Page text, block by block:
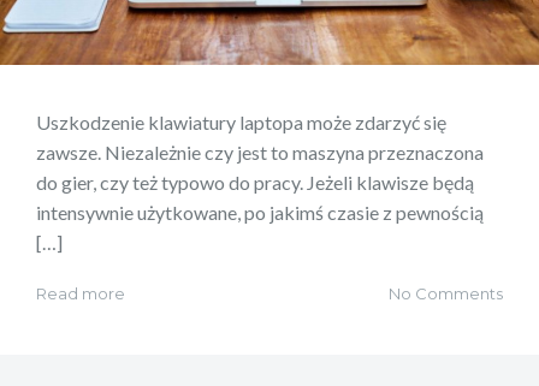
Uszkodzenie klawiatury laptopa może zdarzyć się
zawsze. Niezależnie czy jest to maszyna przeznaczona
do gier, czy też typowo do pracy. Jeżeli klawisze będą
intensywnie użytkowane, po jakimś czasie z pewnością
[…]
Read more No Comments